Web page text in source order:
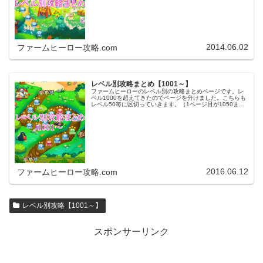
ファームヒーロー攻略.com 2014.06.02
レベル別攻略まとめ【1001～】
ファームヒーローのレベル別の攻略まとめページです。レ
ベル1000を超えてきたのでページを分けました。こちらも
レベル50毎に区切っていきます。（1ページ目が1050ま
ファームヒーロー攻略.com 2016.06.12
レベル別攻略【1001～】
スポンサーリンク